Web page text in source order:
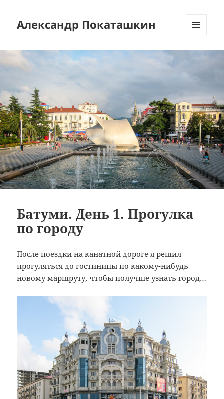
Александр Покаташкин
Батуми. День 1. Прогулка
по городу
После поездки наканатной дороге я решил
прогуляться догостиницы по какому-нибудь
новому маршруту, чтобы получше узнать город…